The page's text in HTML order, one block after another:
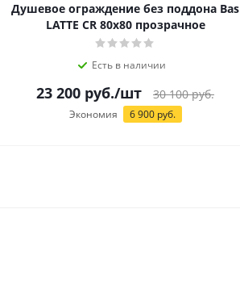
Душевое ограждение без поддона Bas
LATTE CR 80х80 прозрачное
Есть в наличии
23 200 руб./шт 30 100руб.
Экономия 6 900руб.